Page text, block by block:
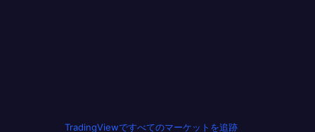
TradingViewですべてのマーケットを追跡